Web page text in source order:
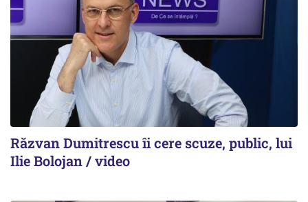
Răzvan Dumitrescu îi cere scuze, public, lui
Ilie Bolojan / video